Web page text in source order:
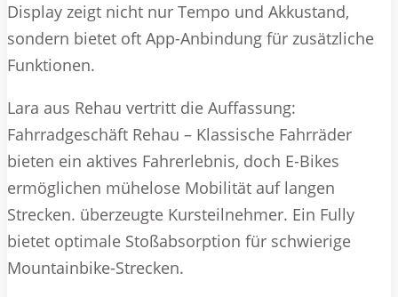
Display zeigt nicht nur Tempo und Akkustand,
sondern bietet oft App-Anbindung für zusätzliche
Funktionen.
Lara aus Rehau vertritt die Auffassung:
Fahrradgeschäft Rehau – Klassische Fahrräder
bieten ein aktives Fahrerlebnis, doch E-Bikes
ermöglichen mühelose Mobilität auf langen
Strecken. überzeugte Kursteilnehmer. Ein Fully
bietet optimale Stoßabsorption für schwierige
Mountainbike-Strecken.